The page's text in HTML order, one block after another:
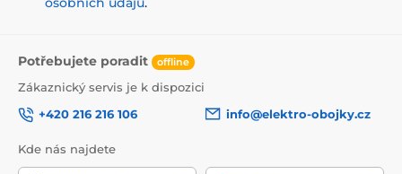
Potřebujete poradit offline
Zákaznický servis je k dispozici
+420 216 216 106
info@elektro-obojky.cz
Kde nás najdete